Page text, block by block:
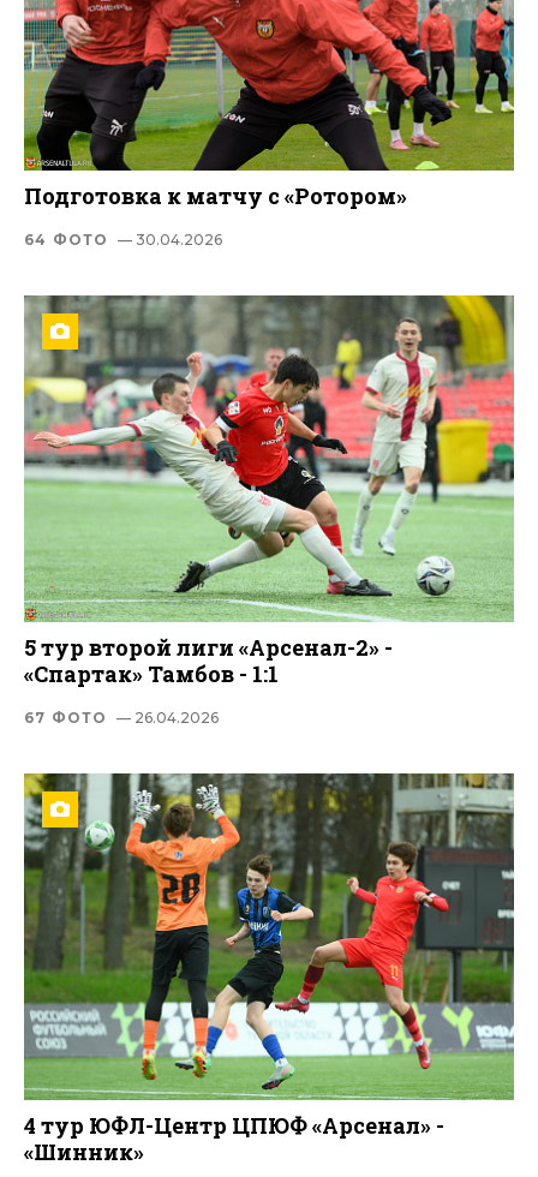
Подготовка к матчу с «Ротором»
64 ФОТО — 30.04.2026
5 тур второй лиги «Арсенал-2» -
«Спартак» Тамбов - 1:1
67 ФОТО — 26.04.2026
4 тур ЮФЛ-Центр ЦПЮФ «Арсенал» -
«Шинник»